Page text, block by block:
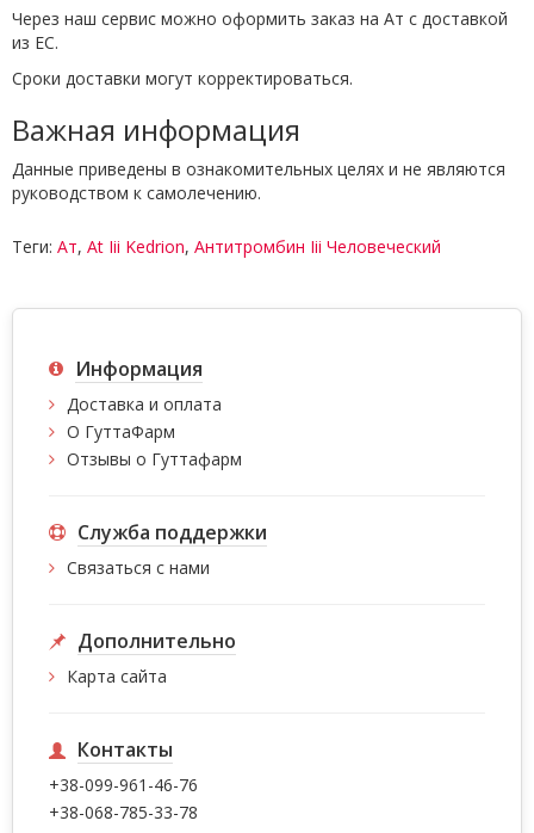
Через наш сервис можно оформить заказ на Ат с доставкой
из ЕС.
Сроки доставки могут корректироваться.
Важная информация
Данные приведены в ознакомительных целях и не являются
руководством к самолечению.
Теги: Ат, At Iii Kedrion, Антитромбин Iii Человеческий
Информация
Доставка и оплата
О ГуттаФарм
Отзывы о Гуттафарм
Служба поддержки
Связаться с нами
Дополнительно
Карта сайта
Контакты
+38-099-961-46-76
+38-068-785-33-78